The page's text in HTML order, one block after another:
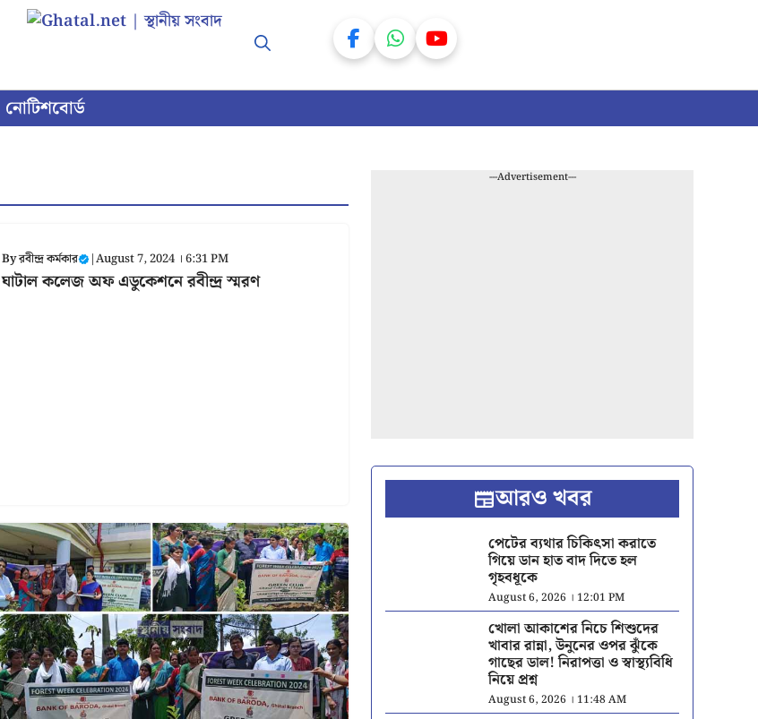
নোটিশবোর্ড
Byরবীন্দ্র কর্মকার |August 7, 2024 । 6:31 PM
ঘাটাল কলেজ অফ এডুকেশনে রবীন্দ্র স্মরণ
---Advertisement---
আরও খবর
পেটের ব্যথার চিকিৎসা করাতে
গিয়ে ডান হাত বাদ দিতে হল
গৃহবধূকে
August 6, 2026 । 12:01 PM
খোলা আকাশের নিচে শিশুদের
খাবার রান্না, উনুনের ওপর ঝুঁকে
গাছের ডাল! নিরাপত্তা ও স্বাস্থ্যবিধি
নিয়ে প্রশ্ন
August 6, 2026 । 11:48 AM